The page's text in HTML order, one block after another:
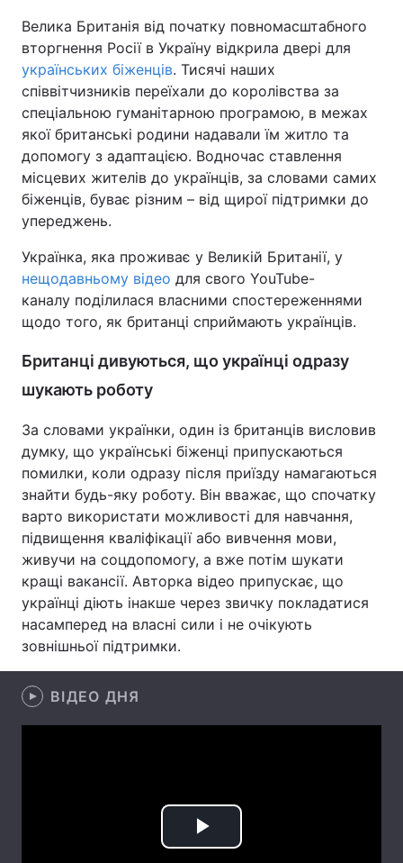
Україна Політика
Економіка Світ
Спорт Наука
Техно і зв'язок Лайт
Зброя Інциденти
Цікавинки Погода
Екологія Регіони
Лонгріди
Інтерв'ю Думки
Архів Вакансії
Контакти
Послуги
Велика Британія від початку повномасштабного
вторгнення Росії в Україну відкрила двері для
українських біженців. Тисячі наших
співвітчизників переїхали до королівства за
спеціальною гуманітарною програмою, в межах
якої британські родини надавали їм житло та
допомогу з адаптацією. Водночас ставлення
місцевих жителів до українців, за словами самих
біженців, буває різним – від щирої підтримки до
упереджень.
Українка, яка проживає у Великій Британії, у
нещодавньому відео для свого YouTube-
каналу поділилася власними спостереженнями
щодо того, як британці сприймають українців.
Британці дивуються, що українці одразу
шукають роботу
За словами українки, один із британців висловив
думку, що українські біженці припускаються
помилки, коли одразу після приїзду намагаються
знайти будь-яку роботу. Він вважає, що спочатку
варто використати можливості для навчання,
підвищення кваліфікації або вивчення мови,
живучи на соцдопомогу, а вже потім шукати
кращі вакансії. Авторка відео припускає, що
українці діють інакше через звичку покладатися
насамперед на власні сили і не очікують
зовнішньої підтримки.
ВІДЕО ДНЯ
Play